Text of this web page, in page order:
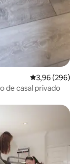
3,96 de uma
3,96 (296)
de casal privado